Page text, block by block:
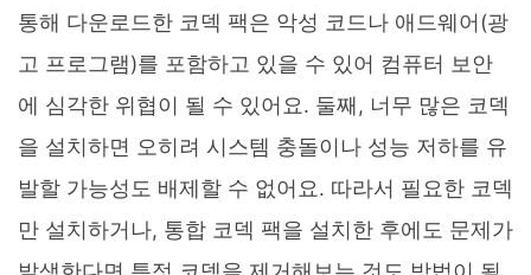
통해 다운로드한 코덱 팩은 악성 코드나 애드웨어(광
고 프로그램)를 포함하고 있을 수 있어 컴퓨터 보안
에 심각한 위협이 될 수 있어요. 둘째, 너무 많은 코덱
을 설치하면 오히려 시스템 충돌이나 성능 저하를 유
발할 가능성도 배제할 수 없어요. 따라서 필요한 코덱
만 설치하거나, 통합 코덱 팩을 설치한 후에도 문제가